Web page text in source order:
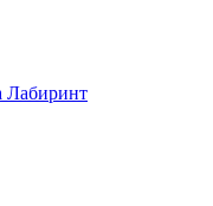
Лабиринт